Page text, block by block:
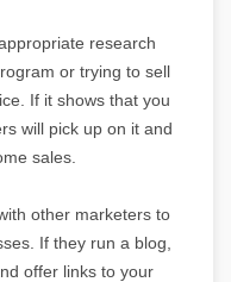
research
or trying to sell
If it shows that you
will pick up on it and
sales.
other marketers to
If they run a blog,
offer links to your